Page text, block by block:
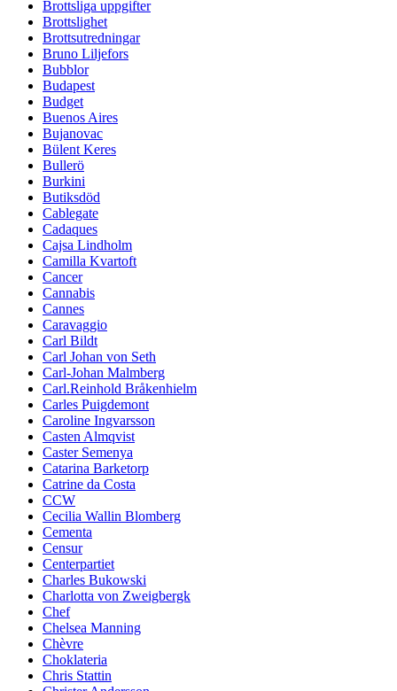
Brottsliga uppgifter
Brottslighet
Brottsutredningar
Bruno Liljefors
Bubblor
Budapest
Budget
Buenos Aires
Bujanovac
Bülent Keres
Bullerö
Burkini
Butiksdöd
Cablegate
Cadaques
Cajsa Lindholm
Camilla Kvartoft
Cancer
Cannabis
Cannes
Caravaggio
Carl Bildt
Carl Johan von Seth
Carl-Johan Malmberg
Carl.Reinhold Bråkenhielm
Carles Puigdemont
Caroline Ingvarsson
Casten Almqvist
Caster Semenya
Catarina Barketorp
Catrine da Costa
CCW
Cecilia Wallin Blomberg
Cementa
Censur
Centerpartiet
Charles Bukowski
Charlotta von Zweigbergk
Chef
Chelsea Manning
Chèvre
Choklateria
Chris Stattin